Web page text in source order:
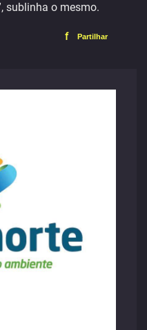
sublinha o mesmo.
f Partilhar